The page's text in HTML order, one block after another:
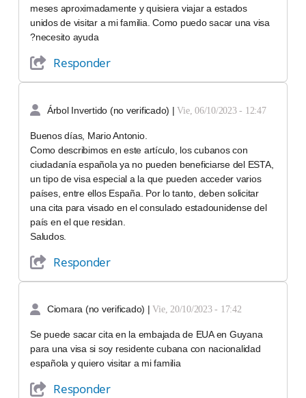
meses aproximadamente y quisiera viajar a estados
unidos de visitar a mi familia. Como puedo sacar una visa
?necesito ayuda
Responder
Árbol Invertido (no verificado) |Vie, 06/10/2023 - 12:47
Buenos días, Mario Antonio.
Como describimos en este artículo, los cubanos con
ciudadanía española ya no pueden beneficiarse del ESTA,
un tipo de visa especial a la que pueden acceder varios
países, entre ellos España. Por lo tanto, deben solicitar
una cita para visado en el consulado estadounidense del
país en el que residan.
Saludos.
Responder
Ciomara (no verificado) |Vie, 20/10/2023 - 17:42
Se puede sacar cita en la embajada de EUA en Guyana
para una visa si soy residente cubana con nacionalidad
española y quiero visitar a mi familia
Responder